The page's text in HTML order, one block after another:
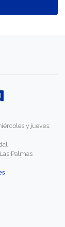
y jueves:
Palmas